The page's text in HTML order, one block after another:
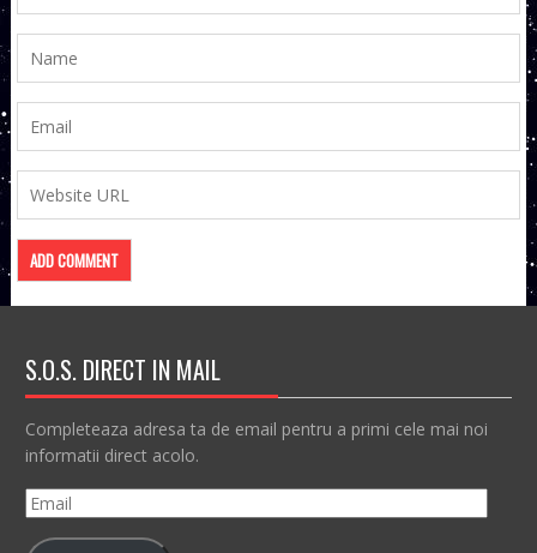
S.O.S. DIRECT IN MAIL
Completeaza adresa ta de email pentru a primi cele mai noi
informatii direct acolo.
Email